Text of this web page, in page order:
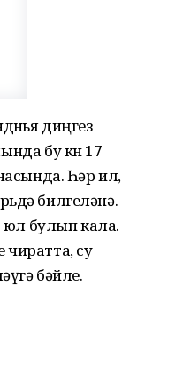
диңгез
бу көн 17
Һәр ил,
билге­ләнә.
юл булып кала.
чиратта, су
бәйле.